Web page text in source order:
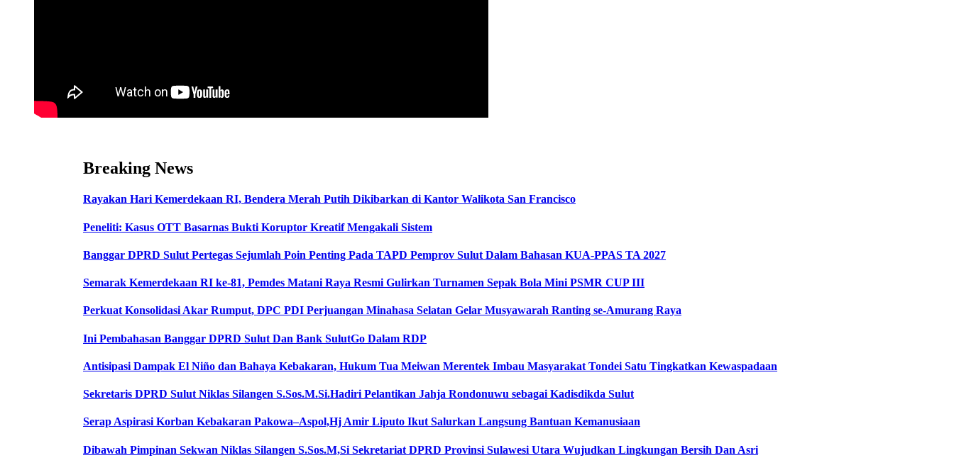
Breaking News
Rayakan Hari Kemerdekaan RI, Bendera Merah Putih Dikibarkan di Kantor Walikota San Francisco
Peneliti: Kasus OTT Basarnas Bukti Koruptor Kreatif Mengakali Sistem
Banggar DPRD Sulut Pertegas Sejumlah Poin Penting Pada TAPD Pemprov Sulut Dalam Bahasan KUA-PPAS TA 2027
Semarak Kemerdekaan RI ke-81, Pemdes Matani Raya Resmi Gulirkan Turnamen Sepak Bola Mini PSMR CUP III
Perkuat Konsolidasi Akar Rumput, DPC PDI Perjuangan Minahasa Selatan Gelar Musyawarah Ranting se-Amurang Raya
Ini Pembahasan Banggar DPRD Sulut Dan Bank SulutGo Dalam RDP
Antisipasi Dampak El Niño dan Bahaya Kebakaran, Hukum Tua Meiwan Merentek Imbau Masyarakat Tondei Satu Tingkatkan Kewaspadaan
Sekretaris DPRD Sulut Niklas Silangen S.Sos.M.Si.Hadiri Pelantikan Jahja Rondonuwu sebagai Kadisdikda Sulut
Serap Aspirasi Korban Kebakaran Pakowa–Aspol,Hj Amir Liputo Ikut Salurkan Langsung Bantuan Kemanusiaan
Dibawah Pimpinan Sekwan Niklas Silangen S.Sos.M,Si Sekretariat DPRD Provinsi Sulawesi Utara Wujudkan Lingkungan Bersih Dan Asri